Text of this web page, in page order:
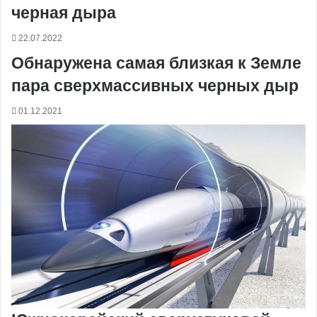
черная дыра
22.07.2022
Обнаружена самая близкая к Земле
пара сверхмассивных черных дыр
01.12.2021